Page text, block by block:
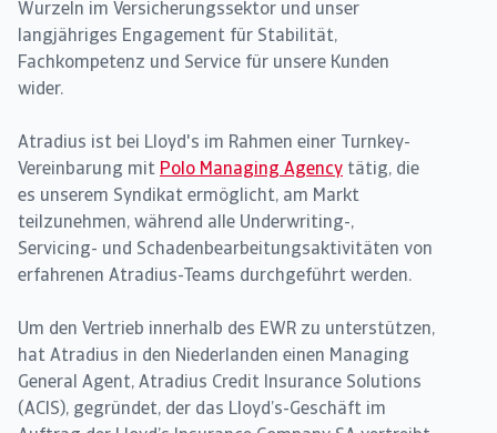
Wurzeln im Versicherungssektor und unser
langjähriges Engagement für Stabilität,
Fachkompetenz und Service für unsere Kunden
wider.
Atradius ist bei Lloyd's im Rahmen einer Turnkey-
Vereinbarung mit Polo Managing Agency tätig, die
es unserem Syndikat ermöglicht, am Markt
teilzunehmen, während alle Underwriting-,
Servicing- und Schadenbearbeitungsaktivitäten von
erfahrenen Atradius-Teams durchgeführt werden.
Um den Vertrieb innerhalb des EWR zu unterstützen,
hat Atradius in den Niederlanden einen Managing
General Agent, Atradius Credit Insurance Solutions
(ACIS), gegründet, der das Lloyd’s-Geschäft im